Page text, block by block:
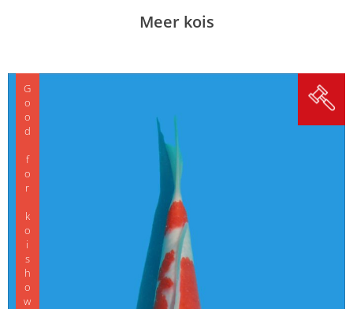
Meer kois
Good for koishow